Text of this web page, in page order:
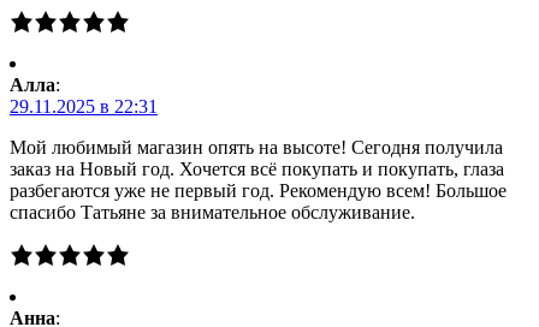
Алла:
29.11.2025 в 22:31
Мой любимый магазин опять на высоте! Сегодня получила
заказ на Новый год. Хочется всё покупать и покупать, глаза
разбегаются уже не первый год. Рекомендую всем! Большое
спасибо Татьяне за внимательное обслуживание.
Анна: